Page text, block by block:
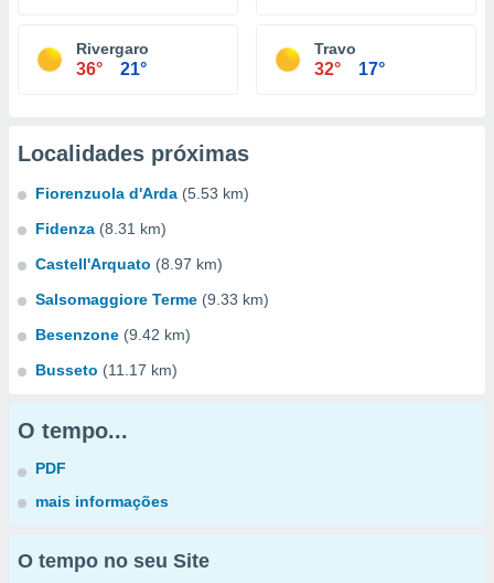
Rivergaro
36° 21°
Travo
32° 17°
Localidades próximas
Fiorenzuola d'Arda (5.53 km)
Fidenza (8.31 km)
Castell'Arquato (8.97 km)
Salsomaggiore Terme (9.33 km)
Besenzone (9.42 km)
Busseto (11.17 km)
O tempo...
PDF
mais informações
O tempo no seu Site